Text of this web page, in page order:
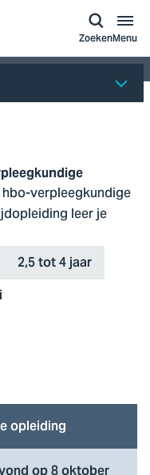
ZoekenMenu
verpleegkundige
leer je
Duration
2,5 tot 4 jaar
opleiding
op 8 oktober